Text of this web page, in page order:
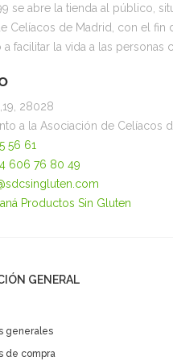
se abre la tienda al público,
Celíacos de Madrid, con el fin
facilitar la vida a las personas
28028
a la Asociación de Celíacos
56 61
606 76 80 49
Productos Sin Gluten
GENERAL
generales
de compra